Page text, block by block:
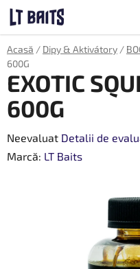
Treci
conținut
Acasă / Dipy & Aktivátory /
600G
EXOTIC
600G
Evaluarea
medie
Neevaluat Detalii de
Marcă: LT Baits